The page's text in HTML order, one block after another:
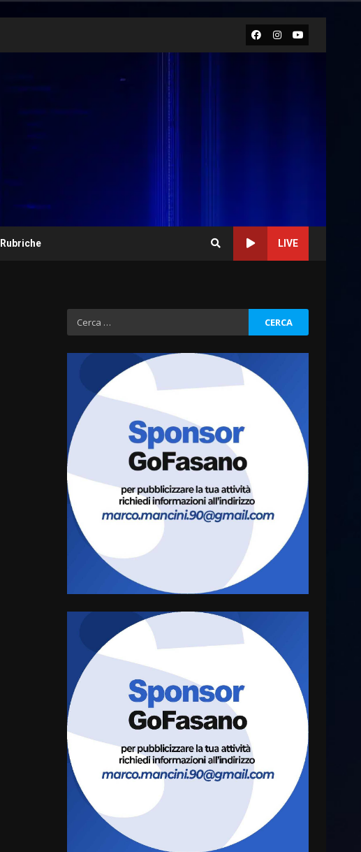
Facebook
Instagram
Youtube
Rubriche LIVE
Ricerca
per:
La Banda Città di Fasano apre
ufficialmente la Festa di
Savelletri
8 Agosto 2026 11:00
4
Savelletri in festa, domani
sera grande spettacolo con
Uccio De Santis
5
Politiche Giovanili e Mobilità
Sostenibile: premiati gli
studenti universitari del
8 Agosto 2026 07:15
“I Contestatori: Musica di
appuntamento con “Fasano in
Banda”
7 Agosto 2026 06:05
7
US Fasano, Scianaro:
“Profonda amarezza per
esclusione dal campionato di
calcio”
7 Agosto 2026 06:00
Grande successo per la
“Sagra del Pesce Spada” a